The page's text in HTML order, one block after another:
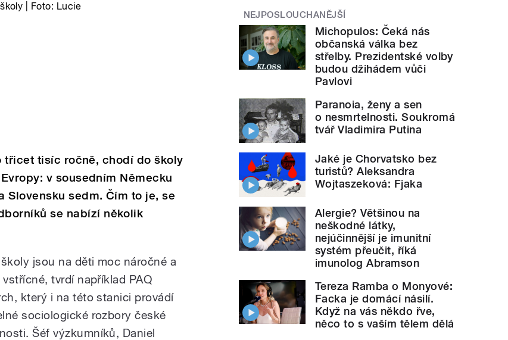
| Foto: Lucie
tisíc ročně, chodí do školy
v sousedním Německu
Slovensku sedm. Čím to je, se
se nabízí několik
jsou na děti moc náročné a
tvrdí například PAQ
který i na této stanici provádí
sociologické rozbory české
Šéf výzkumníků, Daniel
NEJPOSLOUCHANĚJŠÍ
Michopulos: Čeká nás
občanská válka bez
střelby. Prezidentské volby
budou džihádem vůči
Pavlovi
Paranoia, ženy a sen
o nesmrtelnosti. Soukromá
tvář Vladimira Putina
Jaké je Chorvatsko bez
turistů? Aleksandra
Wojtaszeková: Fjaka
Alergie? Většinou na
neškodné látky,
nejúčinnější je imunitní
systém přeučit, říká
imunolog Abramson
Tereza Ramba o Monyové:
Facka je domácí násilí.
Když na vás někdo řve,
něco to s vaším tělem dělá